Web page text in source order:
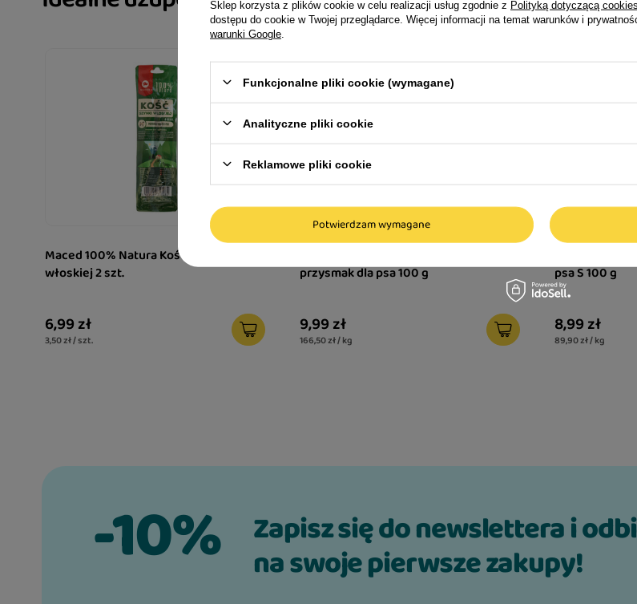
Maced 100% Natura Kość z szynki
włoskiej 2 szt.
6,99 zł
3,50 zł / szt.
przysmak dla psa 100 g
9,99 zł
166,50 zł / kg
psa S 100 g
8,99 zł
89,90 zł / kg
-10% Zapisz się do newslettera i
na swoje pierwsze zakupy!
Sklep korzysta z plików cookie w celu realizacji usług zgodnie z Polityką dotyczącą cookies
dostępu do cookie w Twojej przeglądarce. Więcej informacji na temat warunków i
warunki Google
Funkcjonalne pliki cookie (wymagane)
Analityczne pliki cookie
Reklamowe pliki cookie
Potwierdzam wymagane